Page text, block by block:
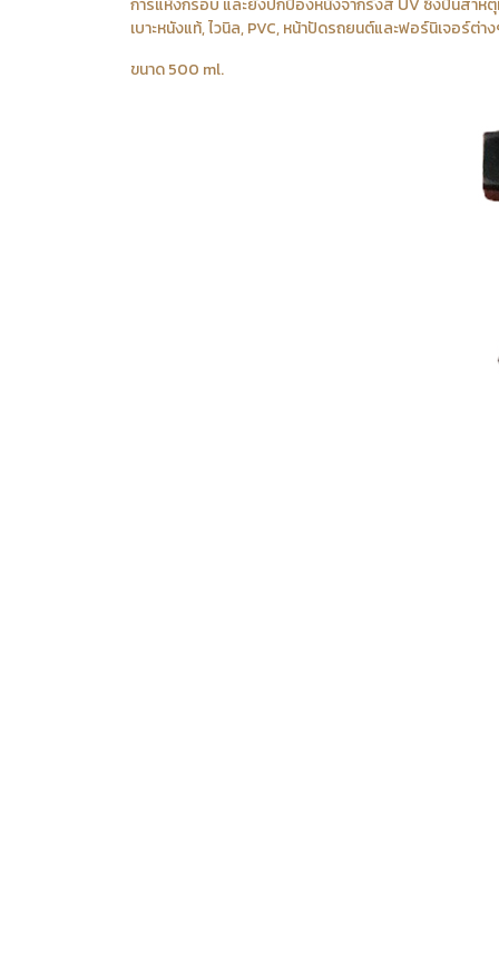
การแห้งกรอบ และยังปกป้องหนังจากรังสี UV ซึ่งป็นสาห
เบาะหนังแท้, ไวนิล, PVC, หน้าปัดรถยนต์และฟอร์นิเจอร์ต่า
ขนาด 500 ml.